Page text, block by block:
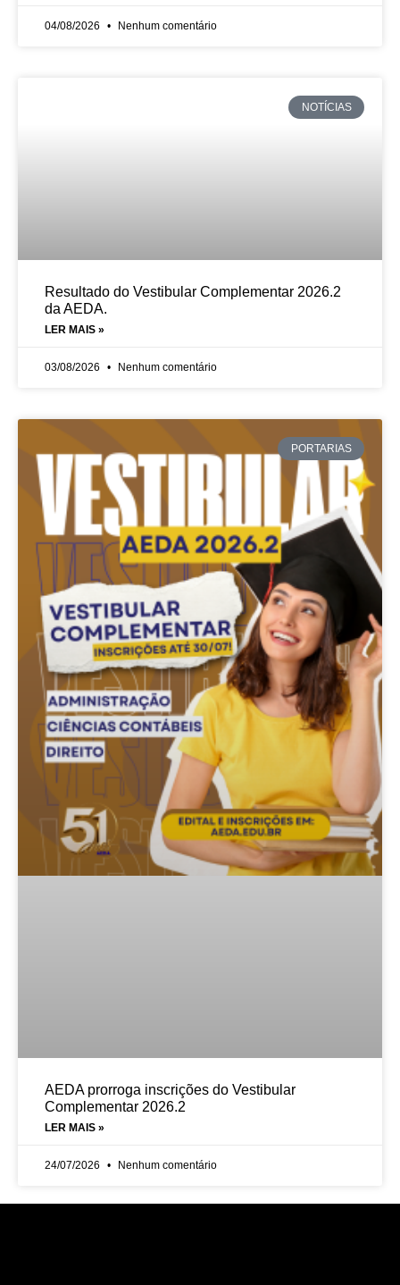
04/08/2026 Nenhum comentário
NOTÍCIAS
Resultado do Vestibular Complementar 2026.2
da AEDA.
LER MAIS »
03/08/2026 Nenhum comentário
PORTARIAS
AEDA prorroga inscrições do Vestibular
Complementar 2026.2
LER MAIS »
24/07/2026 Nenhum comentário